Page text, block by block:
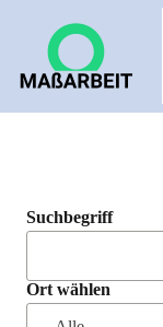
Suchbegriff
Ort wählen